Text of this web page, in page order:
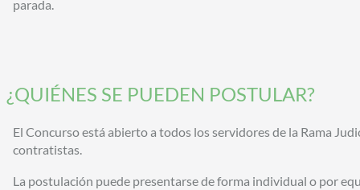
parada.
¿QUIÉNES SE PUEDEN POSTULAR?
El Concurso está abierto a todos los servidores de la Rama
contratistas.
La postulación puede presentarse de forma individual o por